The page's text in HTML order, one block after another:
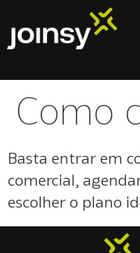
Como
Basta entrar em
comercial,
escolher o plano